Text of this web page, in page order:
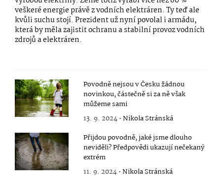
veškeré energie právě z vodních elektráren. Ty teď ale
kvůli suchu stojí. Prezident už nyní povolal i armádu,
která by měla zajistit ochranu a stabilní provoz vodních
zdrojů a elektráren.
Povodně nejsou v Česku žádnou
novinkou, částečně si za ně však
můžeme sami
13. 9. 2024 •Nikola Stránská
Přijdou povodně, jaké jsme dlouho
neviděli? Předpovědi ukazují nečekaný
extrém
11. 9. 2024 •Nikola Stránská